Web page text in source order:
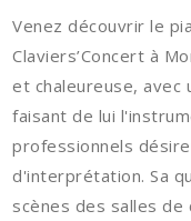
Venez découvrir le
Claviers’Concert à
et chaleureuse, avec
faisant de lui
professionnels
d'interprétation. Sa
scènes des salles de